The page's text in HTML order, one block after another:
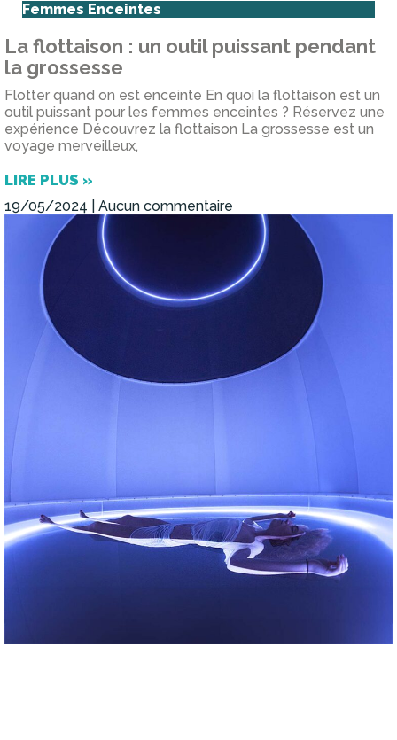
Femmes Enceintes
La flottaison : un outil puissant pendant
la grossesse
Flotter quand on est enceinte En quoi la flottaison est un
outil puissant pour les femmes enceintes ? Réservez une
expérience Découvrez la flottaison La grossesse est un
voyage merveilleux,
LIRE PLUS »
19/05/2024
Aucun commentaire